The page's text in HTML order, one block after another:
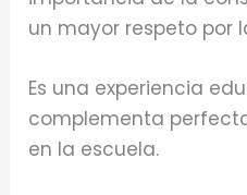
un mayor respeto por
Es una experiencia
complementa
en la escuela.